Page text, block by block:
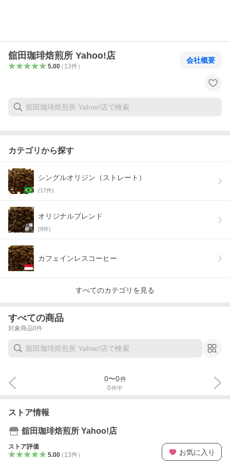
舘田珈琲焙煎所 Yahoo!店
5.00（ 13件）
会社概要
カテゴリから探す
シングルオリジン（ストレート）
(17件)
オリジナルブレンド
(8件)
カフェインレスコーヒー
すべてのカテゴリを見る
すべての商品
対象商品0件
0件中
0〜0件
ストア情報
舘田珈琲焙煎所 Yahoo!店
ストア評価
5.00（ 13件） お気に入り